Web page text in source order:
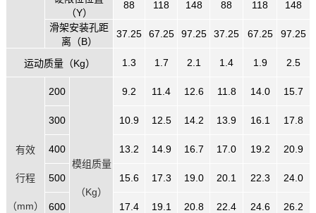
（Y）
88 118 148 88 118
148
滑架安装孔距
离（B）
37.25 67.25 97.25 37.25 67.25 97.25
运动质量（Kg） 1.3 1.7 2.1 1.4 1.9 2.5
有效
行程
（mm）
200
模组质量
（Kg）
9.2 11.4 12.6 11.8 14.0 15.7
300 10.9 12.5 14.2 13.9 16.1 17.8
400 13.2 14.9 16.7 17.0 19.2 20.9
500 15.6 17.3 19.0 20.1 22.3 24.0
600 17.4 19.1 20.8 22.4 24.6 26.2